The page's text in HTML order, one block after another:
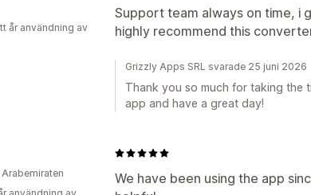
Support team always on time, i
highly recommend this
år användning av
Grizzly Apps SRL svarade 25 juni 2026
Thank you so much for taking the
app and have a great day!
We have been using the app